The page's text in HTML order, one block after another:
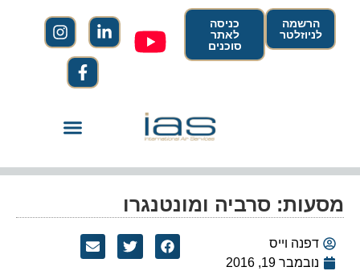
הרשמה
לניוזלטר
כניסה
לאתר
סוכנים
מסעות: סרביה ומונטנגרו
דפנה וייס
נובמבר 19, 2016